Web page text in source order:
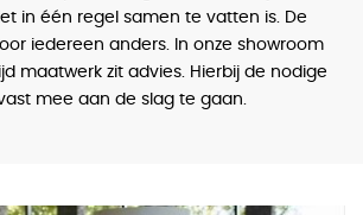
in één regel samen te vatten is. De
iedereen anders. In onze showroom
maatwerk zit advies. Hierbij de nodige
mee aan de slag te gaan.